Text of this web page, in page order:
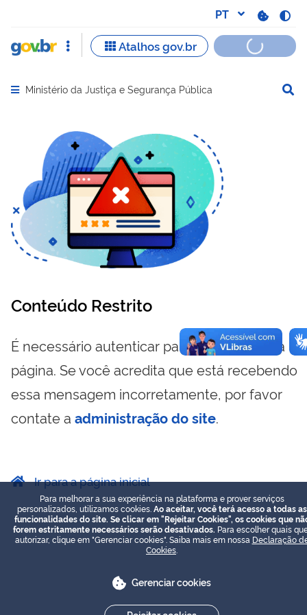
Abrir menu principal de navegação
Ministério da Justiça e Segurança Pública
Conteúdo Restrito
É necessário autenticar para visualizar essa
página. Se você acredita que está recebendo
essa mensagem incorretamente, por favor
contate a administração do site.
Ir para a página inicial
Para melhorar a sua experiência na plataforma e prover serviços
personalizados, utilizamos cookies. Ao aceitar, você terá acesso a todas as
funcionalidades do site. Se clicar em "Rejeitar Cookies", os cookies que
forem estritamente necessários serão desativados. Para escolher quais
autorizar, clique em "Gerenciar cookies". Saiba mais em nossa Declaração
Cookies
Gerenciar cookies